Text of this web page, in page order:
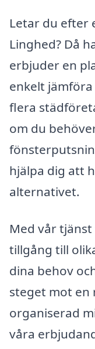
Letar du efter
Linghed? Då
erbjuder en
enkelt
flera
om du
hjälpa dig att
alternativet.
Med vår
tillgång till
dina behov
steget mot en
organiserad
våra